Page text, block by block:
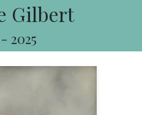
Gilbert
- 2025